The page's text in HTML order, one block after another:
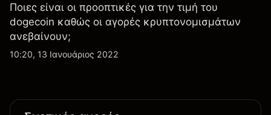
Ποιες είναι οι προοπτικές για την τιμή του
dogecoin καθώς οι αγορές κρυπτονομισμάτων
ανεβαίνουν;
10:20, 13 Ιανουάριος 2022